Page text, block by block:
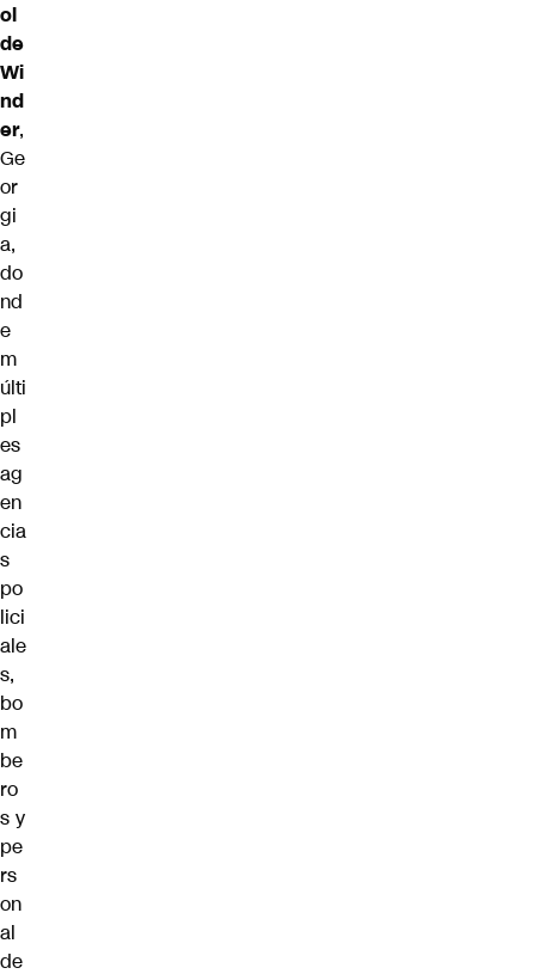
ol
de
Wi
nd
er,
Ge
or
gi
a,
do
nd
e
m
últi
pl
es
ag
en
cia
s
po
lici
ale
s,
bo
m
be
ro
s y
pe
rs
on
al
de